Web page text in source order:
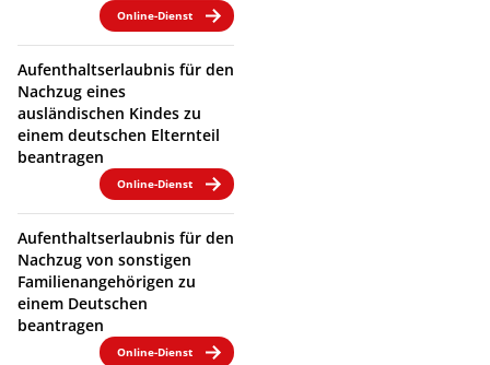
Online-Dienst
Aufenthaltserlaubnis für den
Nachzug eines
ausländischen Kindes zu
einem deutschen Elternteil
beantragen
Online-Dienst
Aufenthaltserlaubnis für den
Nachzug von sonstigen
Familienangehörigen zu
einem Deutschen
beantragen
Online-Dienst